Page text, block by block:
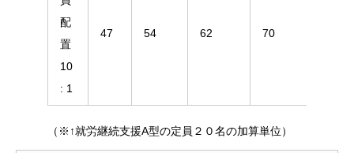
配
置
10
: 1
47 54 62 70
（※↑就労継続支援A型の定員２０名の加算単位）